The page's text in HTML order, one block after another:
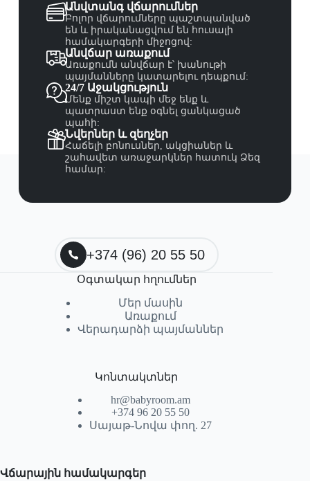
Անվտանգ վճարումներ
Բոլոր վճարումները պաշտպանված
են և իրականացվում են հուսալի
համակարգերի միջոցով:
Անվճար առաքում
Առաքումն անվճար է՝ խանութի
պայմանները կատարելու դեպքում:
24/7 Աջակցություն
Մենք միշտ կապի մեջ ենք և
պատրաստ ենք օգնել ցանկացած
պահի:
Նվերներ և զեղչեր
Հաճելի բոնուսներ, ակցիաներ և
շահավետ առաջարկներ հատուկ Ձեզ
համար:
+374 (96) 20 55 50
Օգտակար հղումներ
Մեր մասին
Առաքում
Վերադարձի պայմաններ
Կոնտակտներ
hr@babyroom.am
+374 96 20 55 50
Սայաթ-Նովա փող. 27
Վճարային համակարգեր